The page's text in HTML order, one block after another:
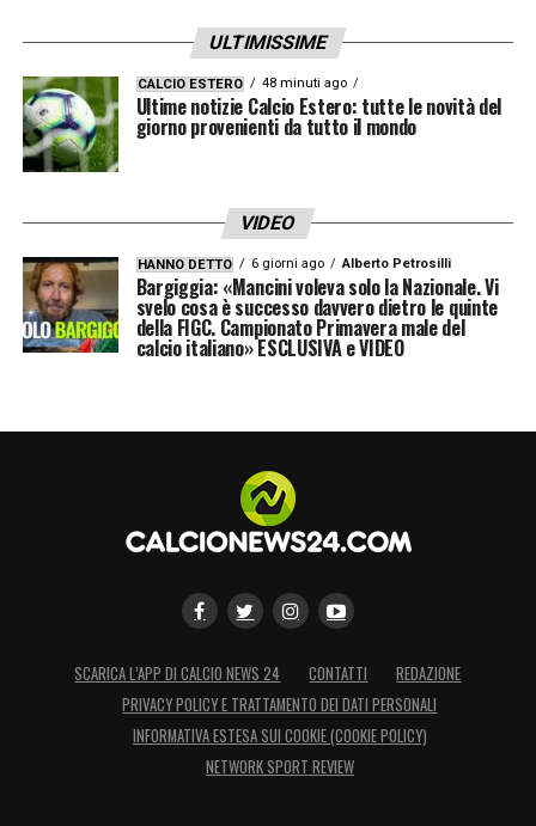
ULTIMISSIME
CALCIO ESTERO 48 minuti ago
Ultime notizie Calcio Estero: tutte le novità del
giorno provenienti da tutto il mondo
VIDEO
HANNO DETTO 6 giorni ago Alberto Petrosilli
Bargiggia: «Mancini voleva solo la Nazionale. Vi
svelo cosa è successo davvero dietro le quinte
della FIGC. Campionato Primavera male del
calcio italiano» ESCLUSIVA e VIDEO
SCARICA L’APP DI CALCIO NEWS 24 CONTATTI
REDAZIONE
PRIVACY POLICY E TRATTAMENTO DEI DATI PERSONALI
INFORMATIVA ESTESA SUI COOKIE (COOKIE POLICY)
NETWORK SPORT REVIEW